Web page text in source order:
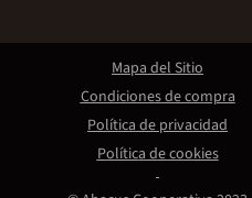
Mapa del Sitio
Condiciones de compra
Política de privacidad
Política de cookies